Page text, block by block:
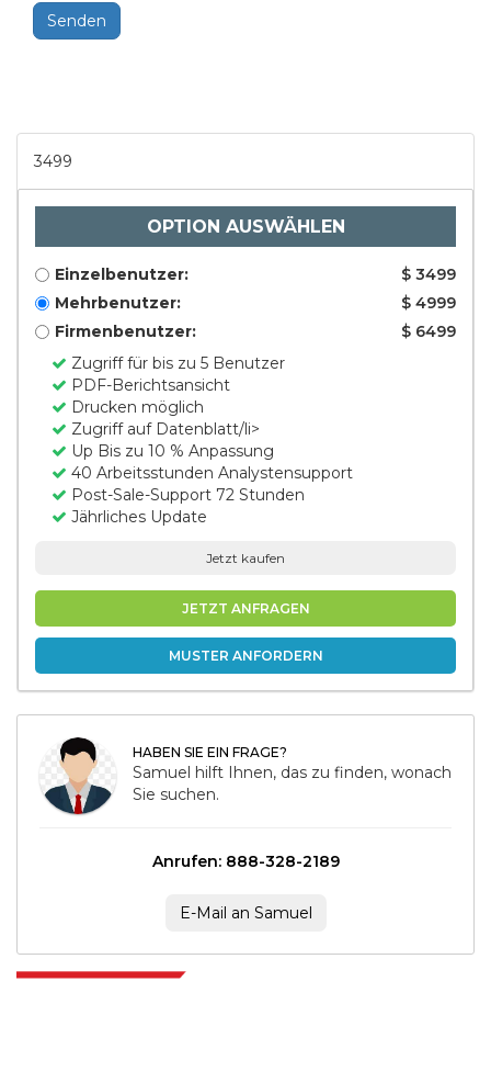
Senden
3499
OPTION AUSWÄHLEN
Einzelbenutzer:
$ 3499
Mehrbenutzer:
$ 4999
Firmenbenutzer:
$ 6499
Zugriff für bis zu 5 Benutzer
PDF-Berichtsansicht
Drucken möglich
Zugriff auf Datenblatt/li>
Up Bis zu 10 % Anpassung
40 Arbeitsstunden Analystensupport
Post-Sale-Support 72 Stunden
Jährliches Update
Jetzt kaufen
JETZT ANFRAGEN
MUSTER ANFORDERN
HABEN SIE EIN FRAGE?
Samuel hilft Ihnen, das zu finden, wonach
Sie suchen.
Anrufen: 888-328-2189
E-Mail an Samuel